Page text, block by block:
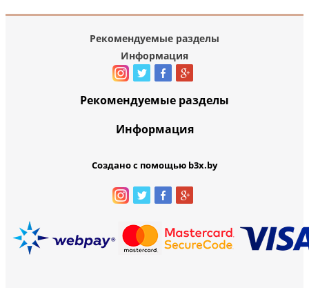
Рекомендуемые разделы
Информация
Рекомендуемые разделы
Информация
Создано с помощью b3x.by